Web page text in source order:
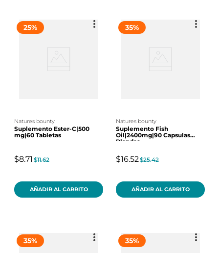
25%
natures bounty
Suplemento Ester-C|500
mg|60 Tabletas
$8.71 $11.62
AÑADIR AL CARRITO
35%
natures bounty
Suplemento Fish
Oil|2400mg|90 Capsulas
Blandas
$16.52$25.42
AÑADIR AL CARRITO
35% 35%